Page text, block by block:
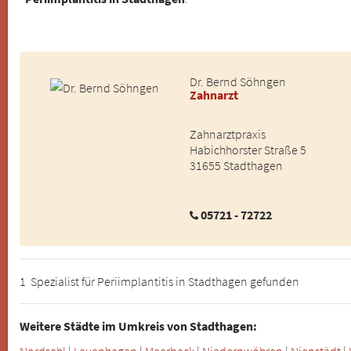
Dr. Bernd Söhngen
Zahnarzt
Zahnarztpraxis
Habichhorster Straße 5
31655 Stadthagen
05721 - 72722
1 Spezialist für Periimplantitis in Stadthagen gefunden
Weitere Städte im Umkreis von Stadthagen: